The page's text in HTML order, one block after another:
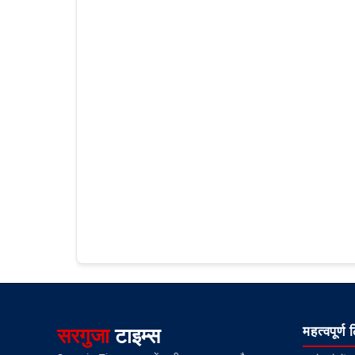
सरगुजाटाइम्स महत्वपूर्ण